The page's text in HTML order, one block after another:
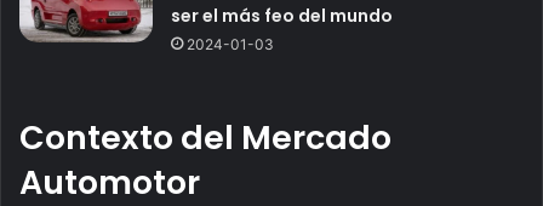
ser el más feo del mundo
2024-01-03
Contexto del Mercado
Automotor